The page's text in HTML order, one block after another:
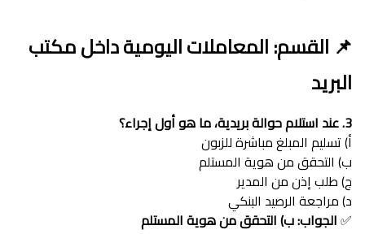
📌 القسم: المعاملات اليومية داخل مكتب
البريد
3. عند استلام حوالة بريدية، ما هو أول إجراء؟
أ) تسليم المبلغ مباشرة للزبون
ب) التحقق من هوية المستلم
ج) طلب إذن من المدير
د) مراجعة الرصيد البنكي
✅الجواب: ب) التحقق من هوية المستلم